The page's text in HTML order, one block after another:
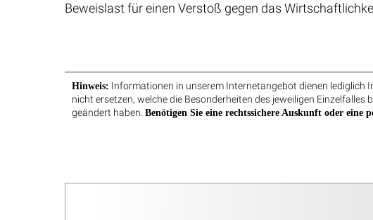
Beweislast für einen Verstoß gegen das
Hinweis: Informationen in unserem Internetangebot dienen lediglich
nicht ersetzen, welche die Besonderheiten des jeweiligen
geändert haben. Benötigen Sie eine rechtssichere Auskunft oder eine